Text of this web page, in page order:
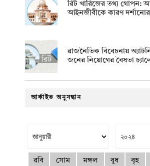
রিট খারিজের তথ্য গোপন:
আইনজীবীকে কারণ
রাজনৈতিক বিবেচনায়
জনের নিয়োগের বৈধতা
আর্কাইভ অনুসন্ধান
রবি সোম মঙ্গল বুধ বৃহ